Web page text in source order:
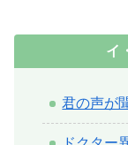
イ
君の声が